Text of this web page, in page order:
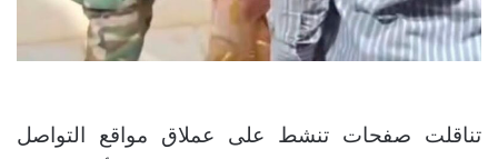
تناقلت صفحات تنشط على عملاق مواقع التواصل